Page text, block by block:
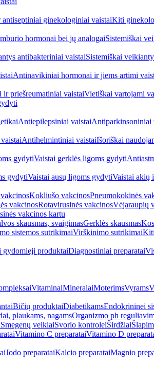
ginekologiniai vaistaiKiti
hormonai bei jų analogaiSistemiškai
antibakteriniai vaistaiSistemiškai
Antinavikiniai hormonai ir jiems artimi
ir priešreumatiniai vaistaiVietiškai vartojami
Antiepilepsiniai vaistaiAntiparkinsoniniai
Antihelmintiniai vaistaiIšoriškai
gydytiVaistai gerklės ligoms gydyti
gydytiVaistai ausų ligoms gydytiVaistai akių
Kokliušo vakcinosPneumokokinės
vakcinosRotavirusinės vakcinosVėjaraupių
vakcinos kartu
skausmas, svaigimasGerklės skausmas
sistemos sutrikimaiVirškinimo sutrikimaiKiti
produktaiDiagnostiniai preparatai
VitaminaiMineralaiMoterimsVyrams
Bičių produktaiDiabetikamsEndokrininei
plaukams, nagamsOrganizmo ph
Smegenų veiklaiSvorio kontroleiŠirdžiai
Vitamino C preparataiVitamino D
Jodo preparataiKalcio preparataiMagnio